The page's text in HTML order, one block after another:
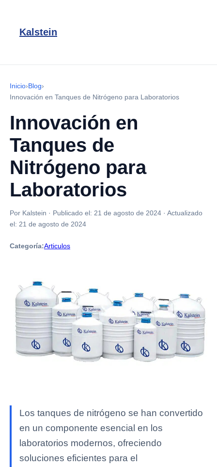
Kalstein
Inicio›Blog›
Innovación en Tanques de Nitrógeno para Laboratorios
Innovación en
Tanques de
Nitrógeno para
Laboratorios
Por Kalstein · Publicado el: 21 de agosto de 2024 · Actualizado
el: 21 de agosto de 2024
Categoría:Articulos
Los tanques de nitrógeno se han convertido
en un componente esencial en los
laboratorios modernos, ofreciendo
soluciones eficientes para el